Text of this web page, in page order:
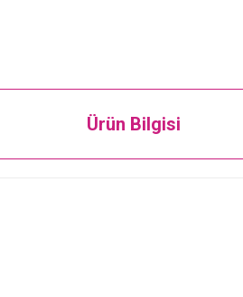
Ürün Bilgisi